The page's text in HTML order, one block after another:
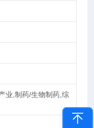
业,制药/生物制药,综